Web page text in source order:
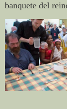
banquete del